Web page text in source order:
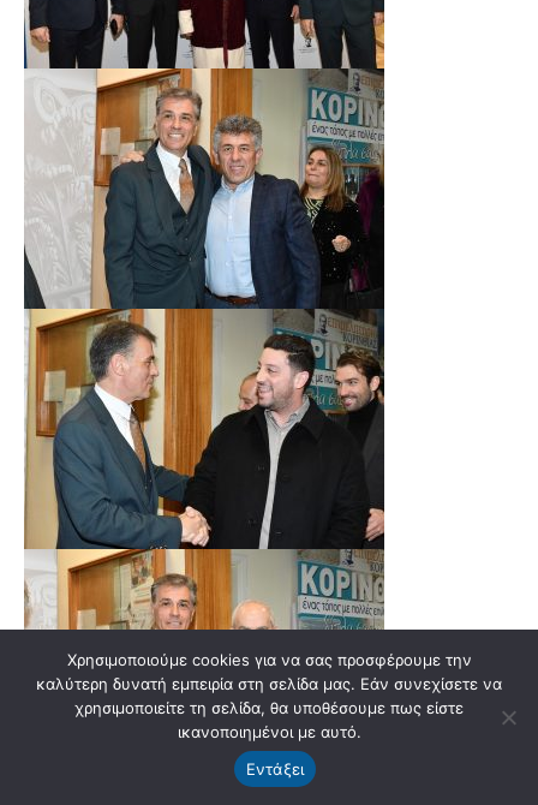
Χρησιμοποιούμε cookies για να σας προσφέρουμε την
καλύτερη δυνατή εμπειρία στη σελίδα μας. Εάν συνεχίσετε να
χρησιμοποιείτε τη σελίδα, θα υποθέσουμε πως είστε
ικανοποιημένοι με αυτό.
Εντάξει